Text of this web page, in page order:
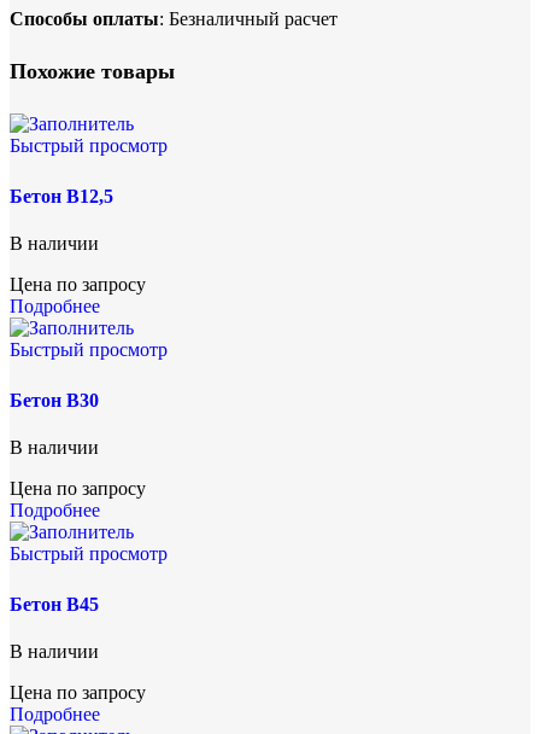
Способы оплаты: Безналичный расчет
Похожие товары
Быстрый просмотр
Бетон В12,5
В наличии
Цена по запросу
Подробнее
Быстрый просмотр
Бетон В30
В наличии
Цена по запросу
Подробнее
Быстрый просмотр
Бетон В45
В наличии
Цена по запросу
Подробнее